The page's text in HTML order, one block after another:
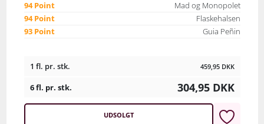
94 Point
Mad og Monopolet
94 Point
Flaskehalsen
93 Point
Guia Peñin
1 fl. pr. stk. 459,95 DKK
6 fl. pr. stk. 304,95 DKK
UDSOLGT